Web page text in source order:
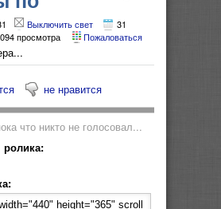
ставке
Выключить свет
31
просмотра
Пожаловаться
не нравится
что никто не голосовал...
ролика: